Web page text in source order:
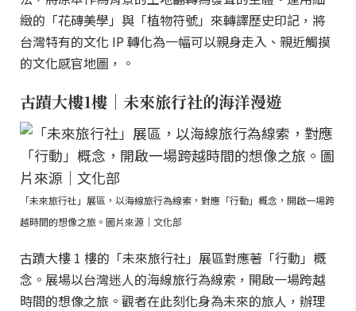
緻的「花磚美學」與「植物符號」來轉譯歷史印記，將
台灣特有的文化 IP 轉化為一幅可以親身走入、親近觸摸
的文化感官地圖，。
古蹟大樓1樓｜未來旅行社的海洋漫遊
「未來旅行社」展區，以海線旅行為線索，對應「行動」概念，開啟一場跨
越時間的想像之旅。圖片來源｜文化部
古蹟大樓 1 樓的「未來旅行社」展區對應著「行動」概
念。展場以台灣迷人的海線旅行為線索，開啟一場跨越
時間的想像之旅。觀者在此刻化身為未來的旅人，辦理